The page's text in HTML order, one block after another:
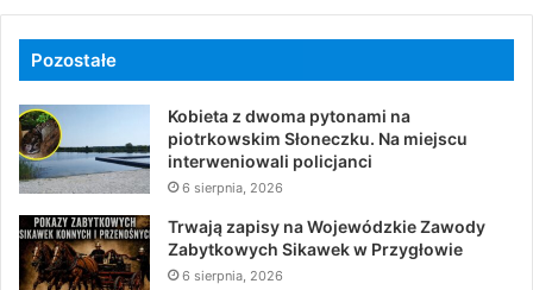
Pozostałe
Kobieta z dwoma pytonami na
piotrkowskim Słoneczku. Na miejscu
interweniowali policjanci
6 sierpnia, 2026
Trwają zapisy na Wojewódzkie Zawody
Zabytkowych Sikawek w Przygłowie
6 sierpnia, 2026